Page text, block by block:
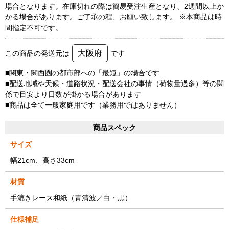
場合となります。在庫切れの際は簡易受注生産となり、2週間以上か
かる場合があります。ご了承の程、お願い致します。 ※本商品は時
間指定不可です。
この商品の発送元は 大阪府 です
■関東・関西圏の都市部への「最短」の場合です
■配送地域や天候・道路状況・配送会社の事情（荷物量過多）等の関
係で目安より日数が掛かる場合があります
■商品は全て一般家庭用です（業務用ではありません）
商品スペック
サイズ
幅21cm、高さ33cm
材質
手漉きレース和紙（青清波／白・黒）
仕様補足